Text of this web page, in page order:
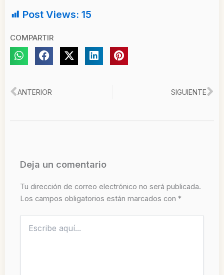
Post Views: 15
COMPARTIR
Ant
ANTERIOR SIGUIENTE
Deja un comentario
Tu dirección de correo electrónico no será publicada.
Los campos obligatorios están marcados con *
aquí...